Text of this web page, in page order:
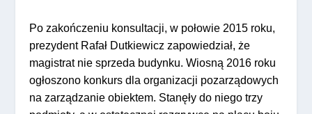
Po zakończeniu konsultacji, w połowie 2015 roku,
prezydent Rafał Dutkiewicz zapowiedział, że
magistrat nie sprzeda budynku. Wiosną 2016 roku
ogłoszono konkurs dla organizacji pozarządowych
na zarządzanie obiektem. Stanęły do niego trzy